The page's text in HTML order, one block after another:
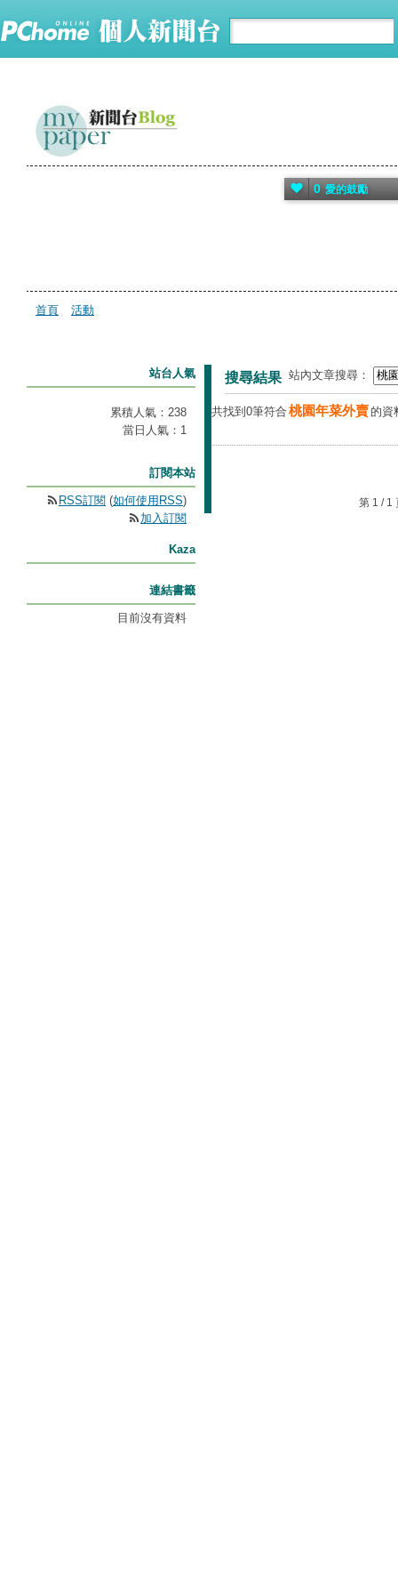
0 愛的鼓勵
首頁 活動
搜尋結果 站內文章搜尋：
共找到0筆符合 桃園年菜外賣 的
第 1 /
站台人氣
累積人氣： 238
當日人氣： 1
訂閱本站
RSS訂閱 (如何使用RSS)
加入訂閱
Kaza
連結書籤
目前沒有資料